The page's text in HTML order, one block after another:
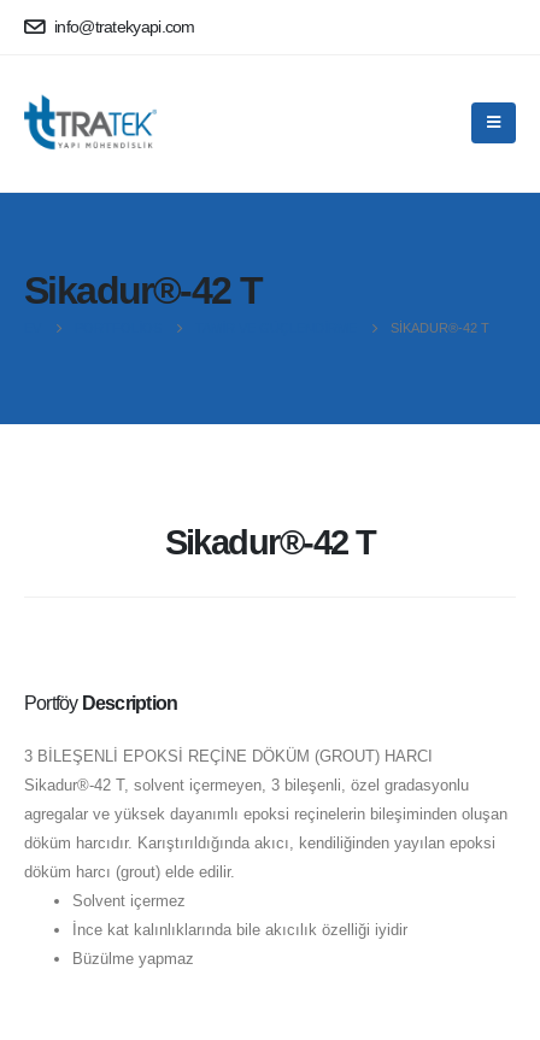
info@tratekyapi.com
Sikadur®-42 T
SIKADUR®-42 T
Sikadur®-42 T
Portföy Description
3 BİLEŞENLİ EPOKSİ REÇİNE DÖKÜM (GROUT) HARCI
Sikadur®-42 T, solvent içermeyen, 3 bileşenli, özel gradasyonlu
agregalar ve yüksek dayanımlı epoksi reçinelerin bileşiminden oluşan
döküm harcıdır. Karıştırıldığında akıcı, kendiliğinden yayılan epoksi
döküm harcı (grout) elde edilir.
Solvent içermez
İnce kat kalınlıklarında bile akıcılık özelliği iyidir
Büzülme yapmaz